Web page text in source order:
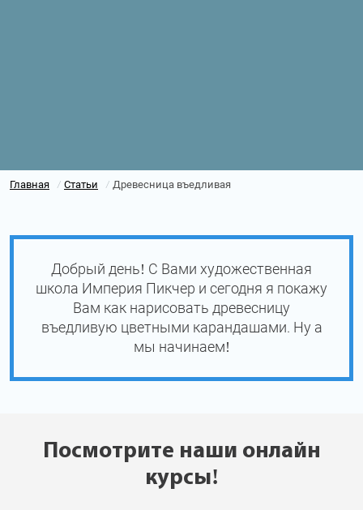
Главная / Статьи / Древесница въедливая
Добрый день! С Вами художественная
школа Империя Пикчер и сегодня я покажу
Вам как нарисовать древесницу
въедливую цветными карандашами. Ну а
мы начинаем!
Посмотрите наши онлайн
курсы!